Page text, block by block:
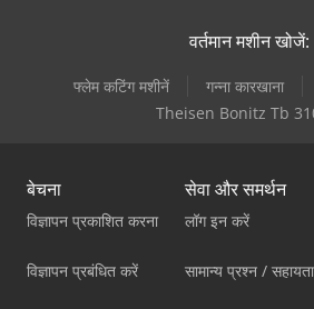
वर्तमान मशीन खोजें:
फ्लेम कटिंग मशीनें गन्ना कारखाना
Theisen Bonitz Tb
बेचना
विज्ञापन प्रकाशित करना
विज्ञापन प्रबंधित करें
सेवा और समर्थन
लॉग इन करें
सामान्य प्रश्न / सहायता